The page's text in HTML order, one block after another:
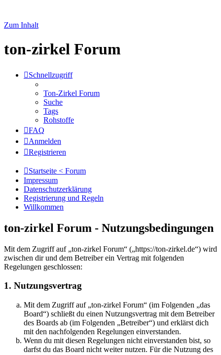
Zum Inhalt
ton-zirkel Forum
Schnellzugriff
Ton-Zirkel Forum
Suche
Tags
Rohstoffe
FAQ
Anmelden
Registrieren
Startseite < Forum
Impressum
Datenschutzerklärung
Registrierung und Regeln
Willkommen
ton-zirkel Forum - Nutzungsbedingungen
Mit dem Zugriff auf „ton-zirkel Forum“ („https://ton-zirkel.de“) wird
zwischen dir und dem Betreiber ein Vertrag mit folgenden
Regelungen geschlossen:
1. Nutzungsvertrag
Mit dem Zugriff auf „ton-zirkel Forum“ (im Folgenden „das
Board“) schließt du einen Nutzungsvertrag mit dem Betreiber
des Boards ab (im Folgenden „Betreiber“) und erklärst dich
mit den nachfolgenden Regelungen einverstanden.
Wenn du mit diesen Regelungen nicht einverstanden bist, so
darfst du das Board nicht weiter nutzen. Für die Nutzung des